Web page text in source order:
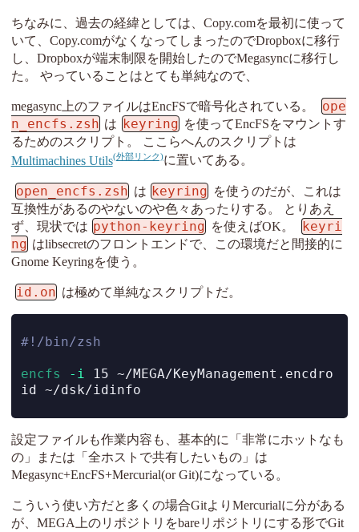
ちなみに、過去の経緯としては、Copy.comを最初に使って
いて、Copy.comがなくなってしまったのでDropboxに移行
し、Dropboxが端末制限を開始したのでMegasyncに移行し
た。 やっていることはとても単純なので、
megasync上のファイルはEncFSで暗号化されている。
ope
n_encfs.zsh は keyring を使ってEncFSをマウントす
るためのスクリプト。 ここらへんのスクリプトは
Multimachines Utils
に置いてある。
open_encfs.zsh は keyring を使うのだが、これは
互換性があるのやないのや色々あったりする。 とりあえ
ず、現状では python-keyring を使えばOK。
keyri
ng はlibsecretのフロントエンドで、この環境だと間接的に
Gnome Keyringを使う。
id.on は極めて単純なスクリプトだ。
#!/bin/zsh
encfs -i
15 ~/MEGA/KeyManagement.encdro
id ~/dsk/idinfo
設定ファイルも作業内容も、基本的に「非常にホットなも
の」または「全ホストで共有したいもの」は
Megasync+EncFS+Mercurial(or Git)になっている。
こういう使い方だと多くの場合GitよりMercurialに分がある
が、MEGA上のリポジトリをbareリポジトリにする形でGit